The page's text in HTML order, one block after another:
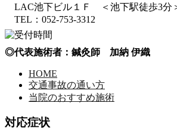
LAC池下ビル１Ｆ ＜池下駅徒歩3分
TEL：052-753-3312
◎代表施術者：鍼灸師 加納 伊織
HOME
交通事故の通い方
当院のおすすめ施術
対応症状